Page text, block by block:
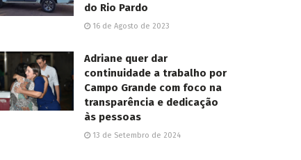
do Rio Pardo
16 de Agosto de 2023
Adriane quer dar
continuidade a trabalho por
Campo Grande com foco na
transparência e dedicação
às pessoas
13 de Setembro de 2024